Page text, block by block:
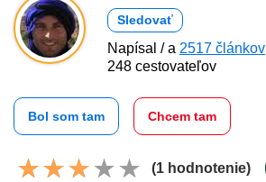
Sledovať
Napísal / a 2517 článkov
248 cestovateľov
Bol som tam Chcem tam
(1 hodnotenie)